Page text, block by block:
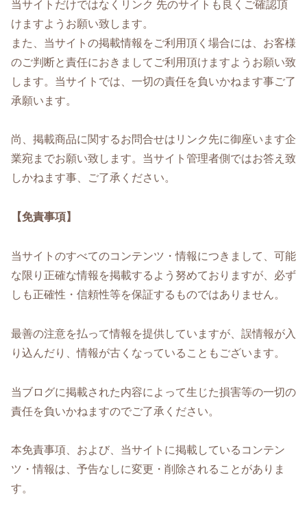
当サイトだけではなくリンク 先のサイトも良くご確認頂
けますようお願い致します。
また、当サイトの掲載情報をご利用頂く場合には、お客様
のご判断と責任におきましてご利用頂けますようお願い致
します。当サイトでは、一切の責任を負いかねます事ご了
承願います。
尚、掲載商品に関するお問合せはリンク先に御座います企
業宛までお願い致します。当サイト管理者側ではお答え致
しかねます事、ご了承ください。
【免責事項】
当サイトのすべてのコンテンツ・情報につきまして、可能
な限り正確な情報を掲載するよう努めておりますが、必ず
しも正確性・信頼性等を保証するものではありません。
最善の注意を払って情報を提供していますが、誤情報が入
り込んだり、情報が古くなっていることもございます。
当ブログに掲載された内容によって生じた損害等の一切の
責任を負いかねますのでご了承ください。
本免責事項、および、当サイトに掲載しているコンテン
ツ・情報は、予告なしに変更・削除されることがありま
す。